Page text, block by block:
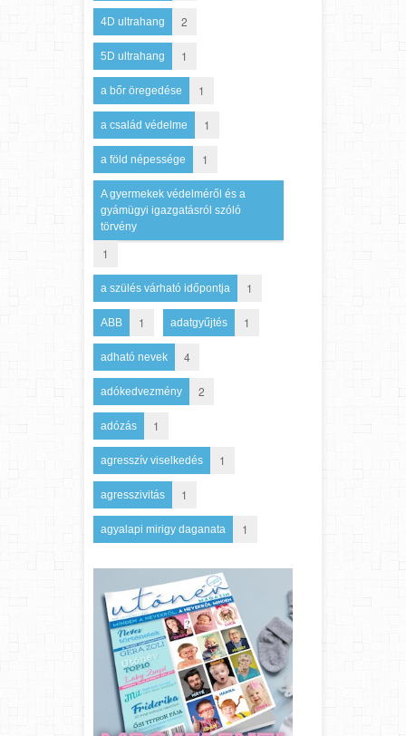
4D ultrahang 2
5D ultrahang 1
a bőr öregedése 1
a család védelme 1
a föld népessége 1
A gyermekek védelméről és a
gyámügyi igazgatásról szóló
törvény
1
a szülés várható időpontja 1
ABB 1 adatgyűjtés 1
adható nevek 4
adókedvezmény 2
adózás 1
agresszív viselkedés 1
agresszivitás 1
agyalapi mirigy daganata 1